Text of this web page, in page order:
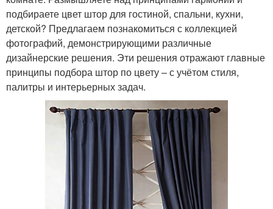
подбираете цвет штор для гостиной, спальни, кухни,
детской? Предлагаем познакомиться с коллекцией
фотографий, демонстрирующими различные
дизайнерские решения. Эти решения отражают главные
принципы подбора штор по цвету – с учётом стиля,
палитры и интерьерных задач.